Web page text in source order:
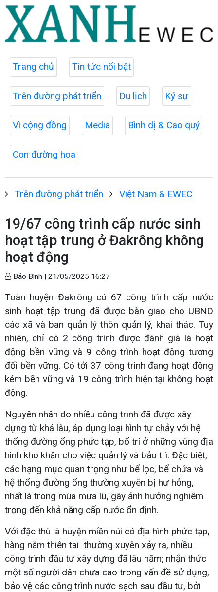
Trang chủ Tin tức nổi bật
Trên đường phát triển Du lịch Ký sự
Vì cộng đồng Media Bình dị & Cao quý
Con đường hoa
Trên đường phát triển Việt Nam & EWEC
19/67 công trình cấp nước sinh
hoạt tập trung ở Đakrông không
hoạt động
Bảo Bình | 21/05/2025 16:27
Toàn huyện Đakrông có 67 công trình cấp nước
sinh hoạt tập trung đã được bàn giao cho UBND
các xã và ban quản lý thôn quản lý, khai thác. Tuy
nhiên, chỉ có 2 công trình được đánh giá là hoạt
động bền vững và 9 công trình hoạt động tương
đối bền vững. Có tới 37 công trình đang hoạt động
kém bền vững và 19 công trình hiện tại không hoạt
động.
Nguyên nhân do nhiều công trình đã được xây
dựng từ khá lâu, áp dụng loại hình tự chảy với hệ
thống đường ống phức tạp, bố trí ở những vùng địa
hình khó khăn cho việc quản lý và bảo trì. Đặc biệt,
các hạng mục quan trọng như bể lọc, bể chứa và
hệ thống đường ống thường xuyên bị hư hỏng,
nhất là trong mùa mưa lũ, gây ảnh hưởng nghiêm
trọng đến khả năng cấp nước ổn định.
Với đặc thù là huyện miền núi có địa hình phức tạp,
hàng năm thiên tai ​​​​​​​ thường xuyên xảy ra, nhiều
công trình đầu tư xây dựng đã lâu năm; nhận thức
một số người dân chưa cao trong vấn đề sử dụng,
bảo vệ các công trình nước sạch sau đầu tư, bởi